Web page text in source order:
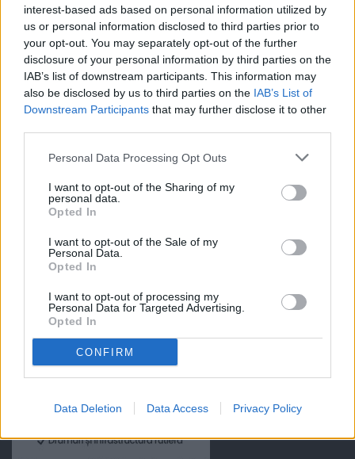
interest-based ads based on personal information utilized by
us or personal information disclosed to third parties prior to
your opt-out. You may separately opt-out of the further
disclosure of your personal information by third parties on the
IAB’s list of downstream participants. This information may
also be disclosed by us to third parties on the IAB’s List of
Downstream Participants that may further disclose it to other
Personal Data Processing Opt Outs
I want to opt-out of the Sharing of my
personal data.
Opted In
I want to opt-out of the Sale of my
Personal Data.
Opted In
I want to opt-out of processing my
Personal Data for Targeted Advertising.
Opted In
CONFIRM
Data Deletion Data Access Privacy Policy